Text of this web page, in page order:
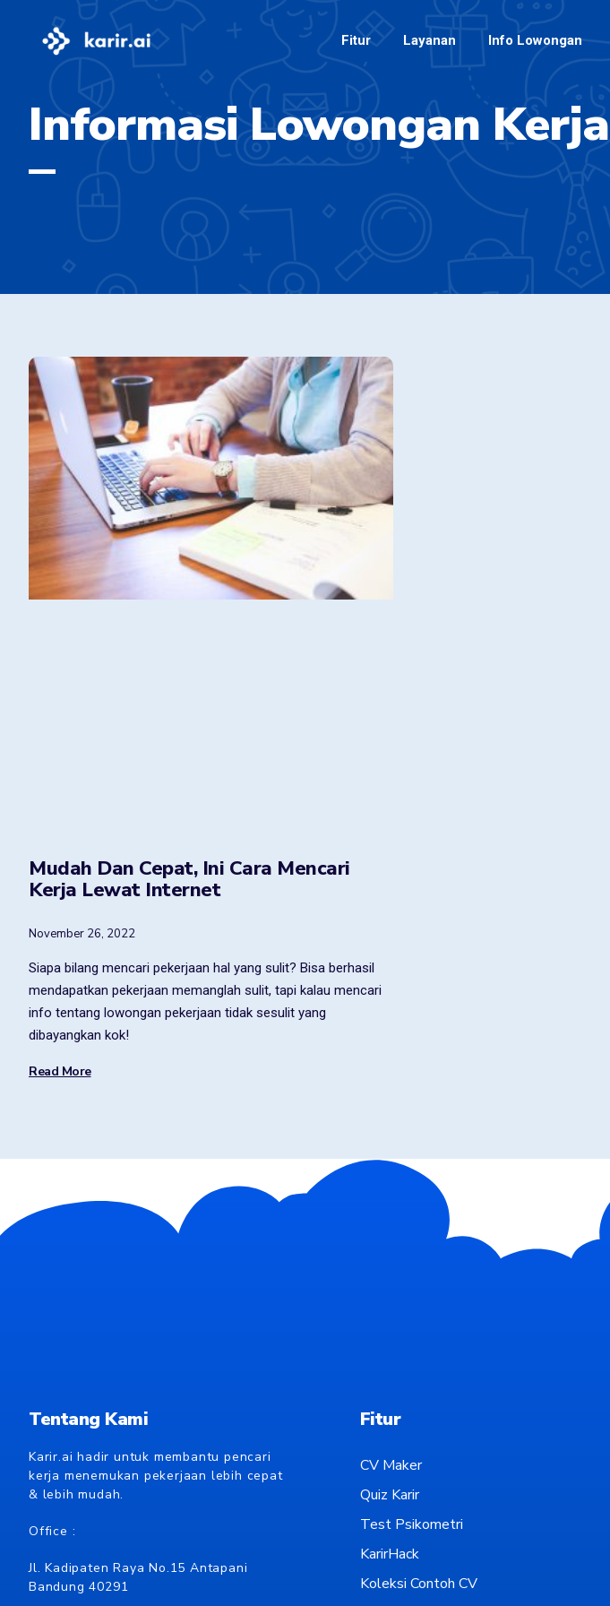
Fitur Layanan Info Lowongan
Informasi Lowongan Kerja
Mudah Dan Cepat, Ini Cara Mencari
Kerja Lewat Internet
November 26, 2022
Siapa bilang mencari pekerjaan hal yang sulit? Bisa berhasil
mendapatkan pekerjaan memanglah sulit, tapi kalau mencari
info tentang lowongan pekerjaan tidak sesulit yang
dibayangkan kok!
Read More
Tentang Kami
Karir.ai hadir untuk membantu pencari
kerja menemukan pekerjaan lebih cepat
& lebih mudah.
Office :
Jl. Kadipaten Raya No.15 Antapani
Bandung 40291
Fitur
CV Maker
Quiz Karir
Test Psikometri
KarirHack
Koleksi Contoh CV